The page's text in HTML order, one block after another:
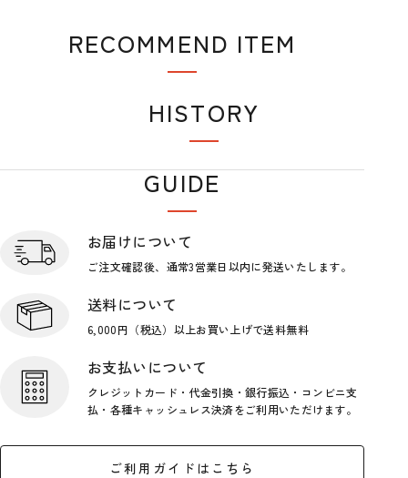
RECOMMEND ITEM
HISTORY
GUIDE
お届けについて
ご注文確認後、通常3営業日以内に発送いたします。
送料について
6,000円（税込）以上お買い上げで送料無料
お支払いについて
クレジットカード・代金引換・銀行振込・コンビニ支
払・各種キャッシュレス決済をご利用いただけます。
ご利用ガイドはこちら